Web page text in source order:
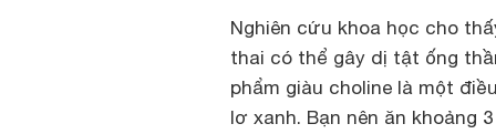
Nghiên cứu khoa học cho
thai có thể gây dị tật ống
phẩm giàu choline là một
lơ xanh. Bạn nên ăn khoảng